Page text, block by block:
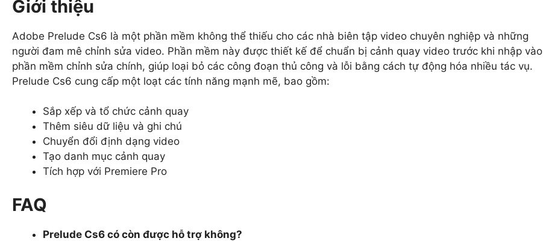
Giới thiệu
Adobe Prelude Cs6 là một phần mềm không thể thiếu cho các nhà biên tập video chuyên nghiệp và những
người đam mê chỉnh sửa video. Phần mềm này được thiết kế để chuẩn bị cảnh quay video trước khi nhập vào
phần mềm chỉnh sửa chính, giúp loại bỏ các công đoạn thủ công và lỗi bằng cách tự động hóa nhiều tác vụ.
Prelude Cs6 cung cấp một loạt các tính năng mạnh mẽ, bao gồm:
Sắp xếp và tổ chức cảnh quay
Thêm siêu dữ liệu và ghi chú
Chuyển đổi định dạng video
Tạo danh mục cảnh quay
Tích hợp với Premiere Pro
FAQ
Prelude Cs6 có còn được hỗ trợ không?